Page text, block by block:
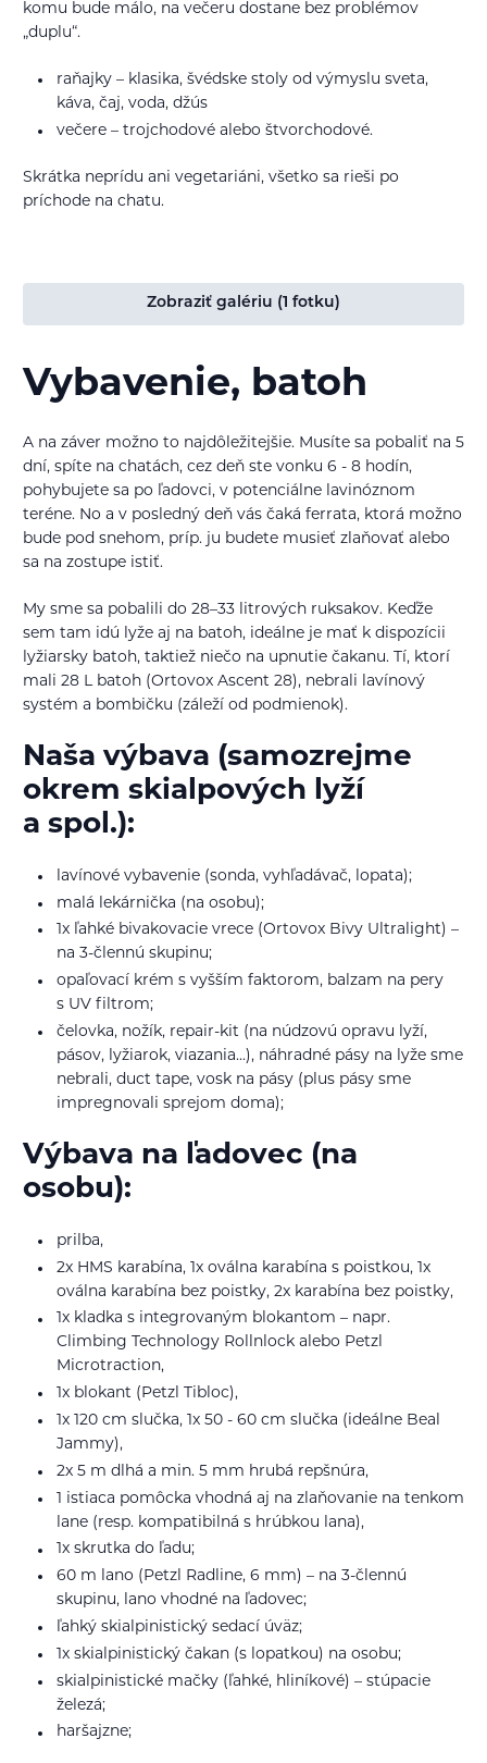
komu bude málo, na večeru dostane bez problémov
„duplu“.
raňajky – klasika, švédske stoly od výmyslu sveta,
káva, čaj, voda, džús
večere – trojchodové alebo štvorchodové.
Skrátka neprídu ani vegetariáni, všetko sa rieši po
príchode na chatu.
Zobraziť galériu (1 fotku)
Vybavenie, batoh
A na záver možno to najdôležitejšie. Musíte sa pobaliť na 5
dní, spíte na chatách, cez deň ste vonku 6 - 8 hodín,
pohybujete sa po ľadovci, v potenciálne lavinóznom
teréne. No a v posledný deň vás čaká ferrata, ktorá možno
bude pod snehom, príp. ju budete musieť zlaňovať alebo
sa na zostupe istiť.
My sme sa pobalili do 28–33 litrových ruksakov. Keďže
sem tam idú lyže aj na batoh, ideálne je mať k dispozícii
lyžiarsky batoh, taktiež niečo na upnutie čakanu. Tí, ktorí
mali 28 L batoh (Ortovox Ascent 28), nebrali lavínový
systém a bombičku (záleží od podmienok).
Naša výbava (samozrejme
okrem skialpových lyží
a spol.):
lavínové vybavenie (sonda, vyhľadávač, lopata);
malá lekárnička (na osobu);
1x ľahké bivakovacie vrece (Ortovox Bivy Ultralight) –
na 3-člennú skupinu;
opaľovací krém s vyšším faktorom, balzam na pery
s UV filtrom;
čelovka, nožík, repair-kit (na núdzovú opravu lyží,
pásov, lyžiarok, viazania...), náhradné pásy na lyže sme
nebrali, duct tape, vosk na pásy (plus pásy sme
impregnovali sprejom doma);
Výbava na ľadovec (na
osobu):
prilba,
2x HMS karabína, 1x oválna karabína s poistkou, 1x
oválna karabína bez poistky, 2x karabína bez poistky,
1x kladka s integrovaným blokantom – napr.
Climbing Technology Rollnlock alebo Petzl
Microtraction,
1x blokant (Petzl Tibloc),
1x 120 cm slučka, 1x 50 - 60 cm slučka (ideálne Beal
Jammy),
2x 5 m dlhá a min. 5 mm hrubá repšnúra,
1 istiaca pomôcka vhodná aj na zlaňovanie na tenkom
lane (resp. kompatibilná s hrúbkou lana),
1x skrutka do ľadu;
60 m lano (Petzl Radline, 6 mm) – na 3-člennú
skupinu, lano vhodné na ľadovec;
ľahký skialpinistický sedací úväz;
1x skialpinistický čakan (s lopatkou) na osobu;
skialpinistické mačky (ľahké, hliníkové) – stúpacie
železá;
haršajzne;